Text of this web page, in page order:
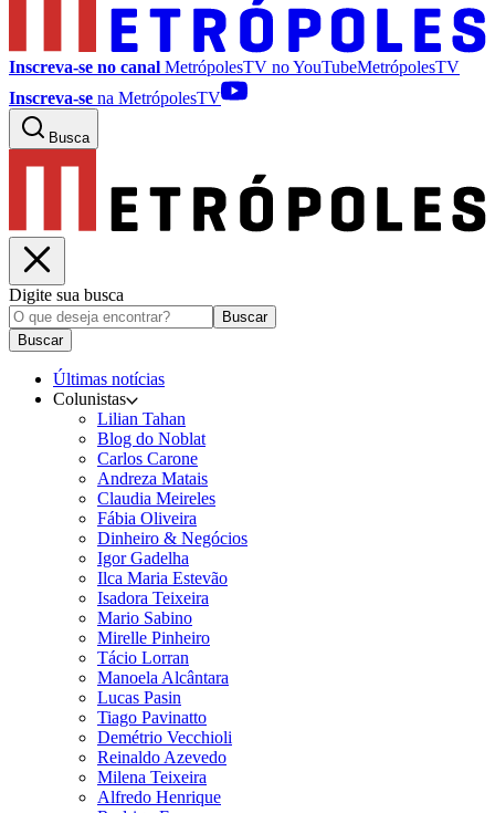
Inscreva-se no canal MetrópolesTV noYouTubeMetrópolesTV
Inscreva-se na MetrópolesTV
Busca
Digite sua busca
Buscar
Buscar
Últimas notícias
Colunistas
Lilian Tahan
Blog do Noblat
Carlos Carone
Andreza Matais
Claudia Meireles
Fábia Oliveira
Dinheiro & Negócios
Igor Gadelha
Ilca Maria Estevão
Isadora Teixeira
Mario Sabino
Mirelle Pinheiro
Tácio Lorran
Manoela Alcântara
Lucas Pasin
Tiago Pavinatto
Demétrio Vecchioli
Reinaldo Azevedo
Milena Teixeira
Alfredo Henrique